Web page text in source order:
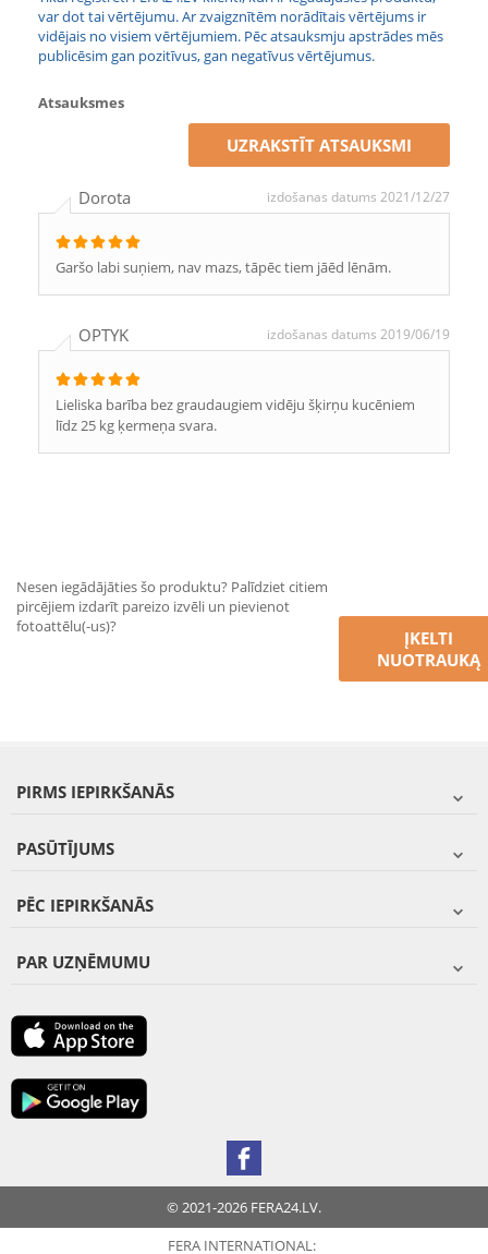
var dot tai vērtējumu. Ar zvaigznītēm norādītais vērtējums ir
vidējais no visiem vērtējumiem. Pēc atsauksmju apstrādes mēs
publicēsim gan pozitīvus, gan negatīvus vērtējumus.
Atsauksmes
UZRAKSTĪT ATSAUKSMI
Dorota izdošanas datums 2021/12/27
Garšo labi suņiem, nav mazs, tāpēc tiem jāēd lēnām.
OPTYK izdošanas datums 2019/06/19
Lieliska barība bez graudaugiem vidēju šķirņu kucēniem
līdz 25 kg ķermeņa svara.
Nesen iegādājāties šo produktu? Palīdziet citiem
pircējiem izdarīt pareizo izvēli un pievienot
fotoattēlu(-us)?
ĮKELTI
NUOTRAUKĄ
PIRMS IEPIRKŠANĀS
PASŪTĪJUMS
PĒC IEPIRKŠANĀS
PAR UZŅĒMUMU
© 2021-2026 FERA24.LV.
FERA INTERNATIONAL: